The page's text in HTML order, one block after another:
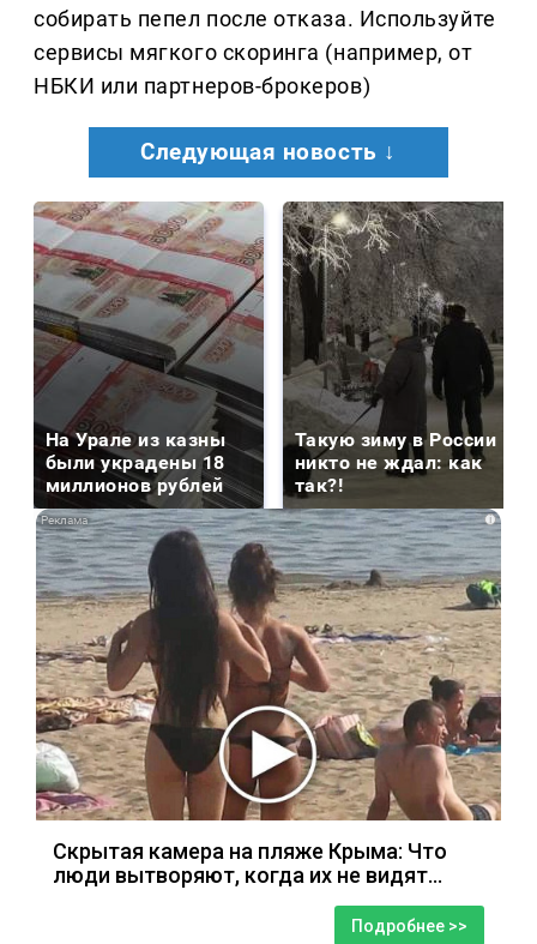
собирать пепел после отказа. Используйте
сервисы мягкого скоринга (например, от
НБКИ или партнеров-брокеров)
Следующая новость ↓
На Урале из казны
были украдены 18
миллионов рублей
Такую зиму в России
никто не ждал: как
так?!
i
Скрытая камера на пляже Крыма: Что
люди вытворяют, когда их не видят...
Подробнее >>